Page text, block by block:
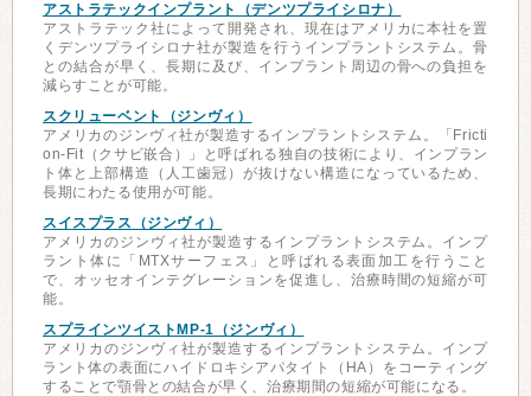
アストラテックインプラント（デンツプライシロナ）
アストラテック社によって開発され、現在はアメリカに本社を置
くデンツプライシロナ社が製造を行うインプラントシステム。骨
との結合が早く、長期に及び、インプラント周辺の骨への負担を
減らすことが可能。
スクリューベント（ジンヴィ）
アメリカのジンヴィ社が製造するインプラントシステム。「Fricti
on-Fit（クサビ嵌合）」と呼ばれる独自の技術により、インプラン
ト体と上部構造（人工歯冠）が抜けない構造になっているため、
長期にわたる使用が可能。
スイスプラス（ジンヴィ）
アメリカのジンヴィ社が製造するインプラントシステム。インプ
ラント体に「MTXサーフェス」と呼ばれる表面加工を行うこと
で、オッセオインテグレーションを促進し、治療時間の短縮が可
能。
スプラインツイストMP-1（ジンヴィ）
アメリカのジンヴィ社が製造するインプラントシステム。インプ
ラント体の表面にハイドロキシアパタイト（HA）をコーティング
することで顎骨との結合が早く、治療期間の短縮が可能になる。